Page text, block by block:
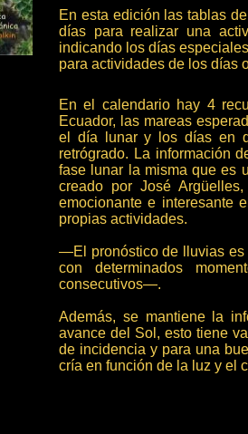
En el calendario hay 4
Ecuador, las mareas
el día lunar y los días en
retrógrado. La información
fase lunar la misma que es
creado por José
emocionante e interesante
propias actividades.
—El pronóstico de lluvias es
con determinados
consecutivos—.
Además, se mantiene la
avance del Sol, esto tiene
de incidencia y para una
cría en función de la luz y el
En esta edición las tablas
días para realizar una
indicando los días
para actividades de los días